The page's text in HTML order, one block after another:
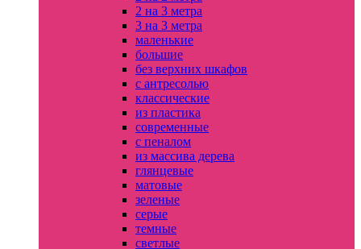
2 на 3 метра
3 на 3 метра
маленькие
большие
без верхних шкафов
с антресолью
классические
из пластика
современные
с пеналом
из массива дерева
глянцевые
матовые
зеленые
серые
темные
светлые